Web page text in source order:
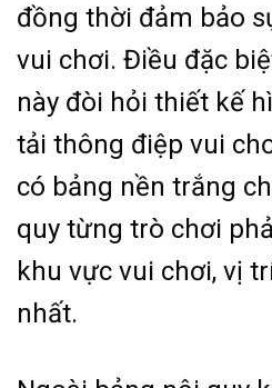
đồng thời đảm bảo
vui chơi. Điều đặc
này đòi hỏi thiết kế
tải thông điệp vui
có bảng nền trắng
quy từng trò chơi
khu vực vui chơi, vị
nhất.